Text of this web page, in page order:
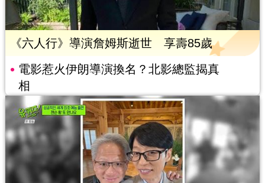
《六人行》導演詹姆斯逝世 享壽85歲
電影惹火伊朗導演換名？北影總監揭真
相